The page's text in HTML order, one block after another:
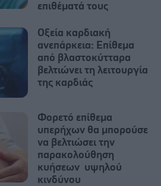
επιθέματά τους
Οξεία καρδιακή
ανεπάρκεια: Επίθεμα
από βλαστοκύτταρα
βελτιώνει τη λειτουργία
της καρδιάς
Φορετό επίθεμα
υπερήχων θα μπορούσε
να βελτιώσει την
παρακολούθηση
κυήσεων υψηλού
κινδύνου